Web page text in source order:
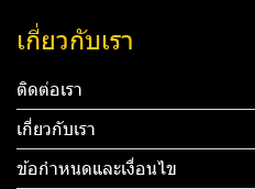
เกี่ยวกับเรา
ติดต่อเรา
เกี่ยวกับเรา
ข้อกำหนดและเงื่อนไข